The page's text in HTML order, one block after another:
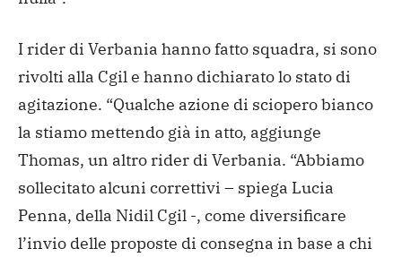
I rider di Verbania hanno fatto squadra, si sono
rivolti alla Cgil e hanno dichiarato lo stato di
agitazione. “Qualche azione di sciopero bianco
la stiamo mettendo già in atto, aggiunge
Thomas, un altro rider di Verbania. “Abbiamo
sollecitato alcuni correttivi – spiega Lucia
Penna, della Nidil Cgil -, come diversificare
l’invio delle proposte di consegna in base a chi